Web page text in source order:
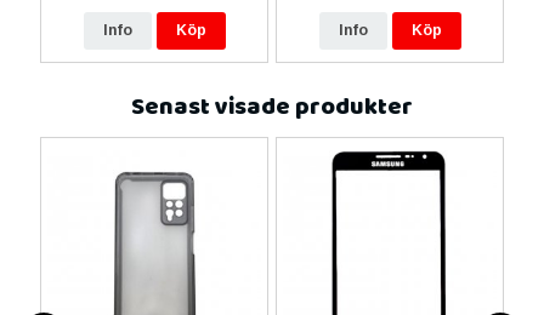
Info Köp Info Köp
Senast visade produkter